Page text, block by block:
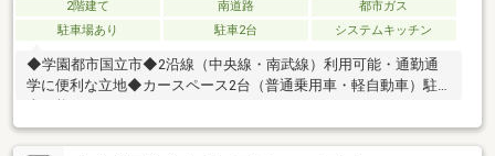
2階建て 南道路
都市ガス
駐車場あり
駐車2台 システムキッチン
◆学園都市国立市◆2沿線（中央線・南武線）利用可能・通勤通
学に便利な立地◆カースペース2台（普通乗用車・軽自動車）駐
車可能！！